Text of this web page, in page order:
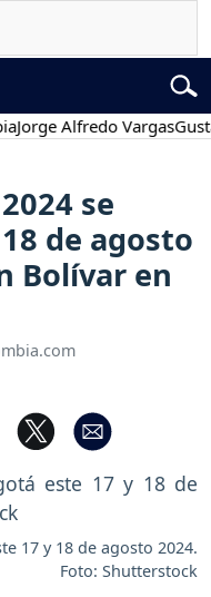
Alfredo VargasGustavo
se
de agosto
Bolívar en
17 y 18 de agosto 2024.
Foto: Shutterstock